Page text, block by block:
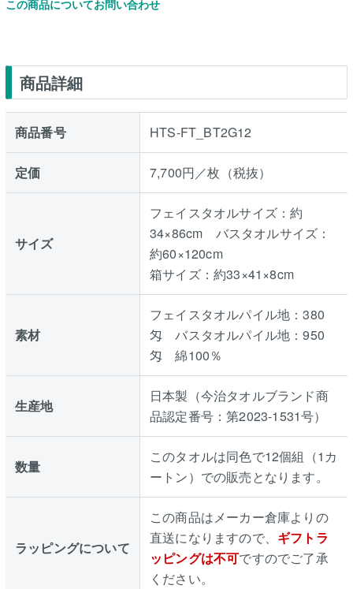
この商品についてお問い合わせ
商品詳細
商品番号 HTS-FT_BT2G12
定価 7,700円／枚（税抜）
サイズ
フェイスタオルサイズ：約
34×86cm バスタオルサイズ：
約60×120cm
箱サイズ：約33×41×8cm
素材
フェイスタオルパイル地：380
匁 バスタオルパイル地：950
匁 綿100％
生産地
日本製（今治タオルブランド商
品認定番号：第2023-1531号）
数量
このタオルは同色で12個組（1カ
ートン）での販売となります。
ラッピングについて
この商品はメーカー倉庫よりの
直送になりますので、 ギフトラ
ッピングは不可ですのでご了承
ください。